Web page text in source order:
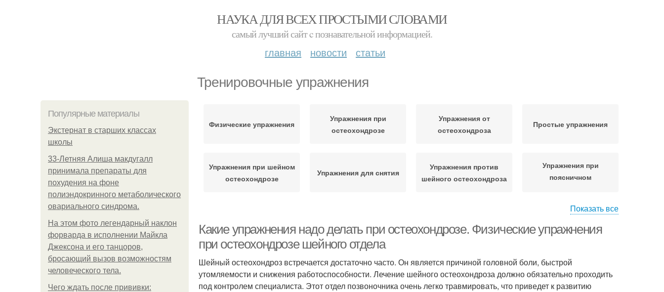
НАУКА ДЛЯ ВСЕХ ПРОСТЫМИ СЛОВАМИ
самый лучший сайт c познавательной информацией.
главная новости статьи
Тренировочные упражнения
Популярные материалы
Экстернат в старших классах
школы
33-Летняя Алиша макдугалл
принимала препараты для
похудения на фоне
полиэндокринного метаболического
овариального синдрома.
На этом фото легендарный наклон
форварда в исполнении Майкла
Джексона и его танцоров,
бросающий вызов возможностям
человеческого тела.
Чего ждать после прививки:
Физические упражнения
Упражнения при
остеохондрозе
Упражнения от
остеохондроза
Простые упражнения
Упражнения при шейном
остеохондрозе
Упражнения для снятия
Упражнения против
шейного остеохондроза
Упражнения при
поясничном
Показать все
Какие упражнения надо делать при остеохондрозе. Физические упражнения
при остеохондрозе шейного отдела
Шейный остеохондроз встречается достаточно часто. Он является причиной головной боли, быстрой
утомляемости и снижения работоспособности. Лечение шейного остеохондроза должно обязательно проходить
под контролем специалиста. Этот отдел позвоночника очень легко травмировать, что приведет к развитию